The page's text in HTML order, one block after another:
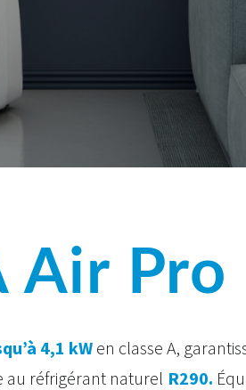
Air
4,1 kWen classe A,
au réfrigérant naturel R290.